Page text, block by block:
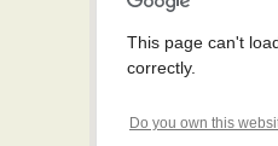
This page can't
correctly.
Do you own this